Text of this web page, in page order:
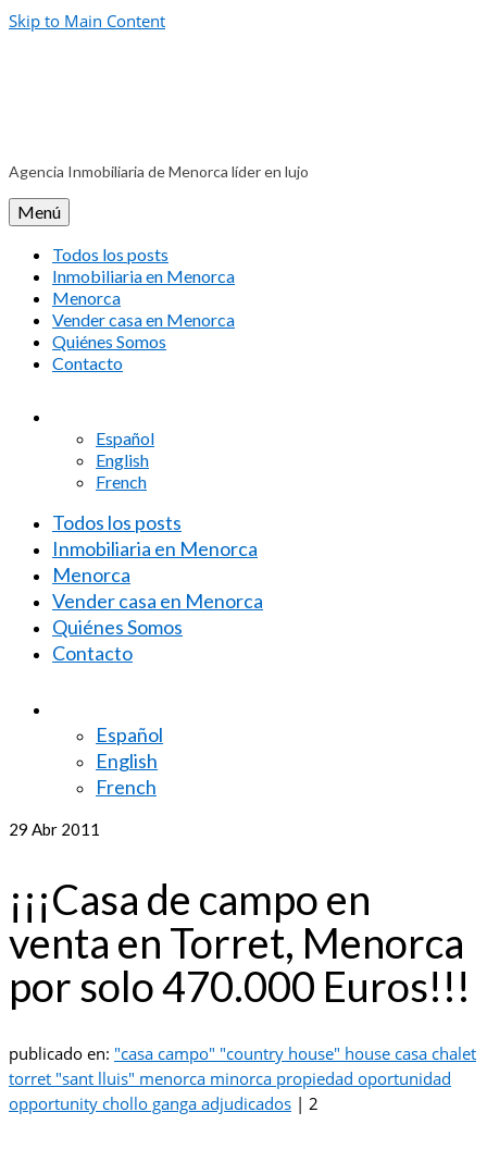
Skip to Main Content
Agencia Inmobiliaria de Menorca líder en lujo
Menú
Todos los posts
Inmobiliaria en Menorca
Menorca
Vender casa en Menorca
Quiénes Somos
Contacto
Español
English
French
Todos los posts
Inmobiliaria en Menorca
Menorca
Vender casa en Menorca
Quiénes Somos
Contacto
Español
English
French
29 Abr 2011
¡¡¡Casa de campo en
venta en Torret, Menorca
por solo 470.000 Euros!!!
publicado en: "casa campo" "country house" house casa chalet
torret "sant lluis" menorca minorca propiedad oportunidad
opportunity chollo ganga adjudicados | 2